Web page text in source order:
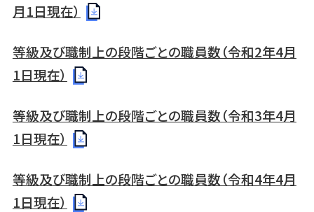
月1日現在）
等級及び職制上の段階ごとの職員数（令和2年4月
1日現在）
等級及び職制上の段階ごとの職員数（令和3年4月
1日現在）
等級及び職制上の段階ごとの職員数（令和4年4月
1日現在）